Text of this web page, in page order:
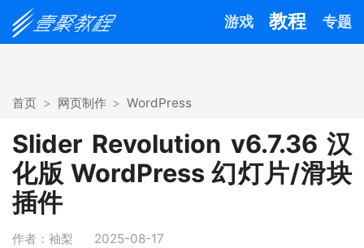
游戏 教程 专题
首页 网页制作 WordPress
Slider Revolution v6.7.36 汉
化版 WordPress 幻灯片/滑块
插件
作者：袖梨 2025-08-17